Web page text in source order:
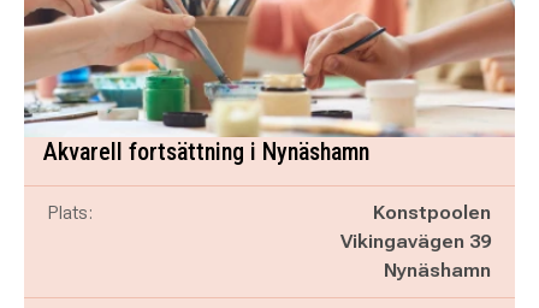
Akvarell fortsättning i Nynäshamn
Plats:
Konstpoolen
Vikingavägen 39
Nynäshamn